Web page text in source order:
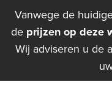
Vanwege de
de prijzen op deze
Wij adviseren u de